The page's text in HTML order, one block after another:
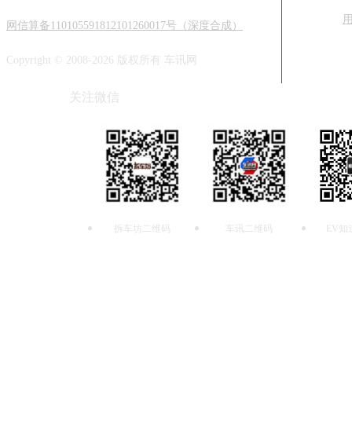
网信算备110105591812101260017号（深度合成）
Copyright © 2008-2026 版权所有 车讯网
关注微信
拆车坊二维码 车讯二维码 EV